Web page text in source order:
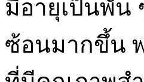
มีอายุเป็นพัน
ซ้อนมากขึ้น พ